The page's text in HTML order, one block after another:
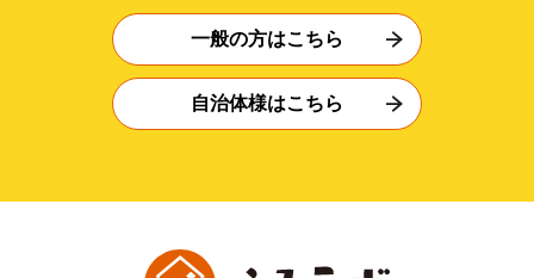
一般の方はこちら
自治体様はこちら